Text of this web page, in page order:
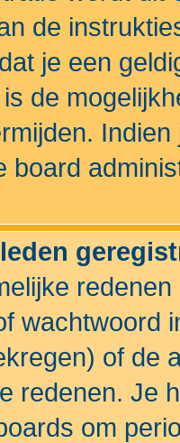
de
je een
de
board
wachtwoord
of de
redenen. Je
om